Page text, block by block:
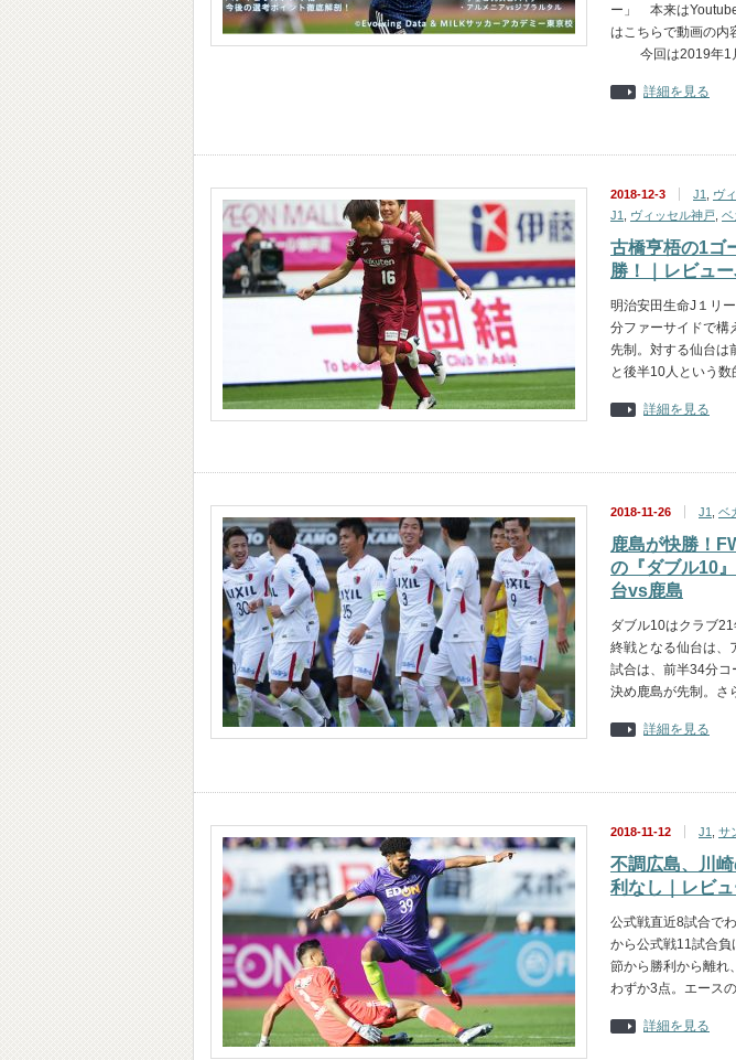
ー」 本来は
はこちらで動画の内
今回は2019年1
詳細を見る
2018-12-3 J1 ヴ
J1
ヴィッセル神戸 ベ
古橋亨梧の1ゴ
勝！｜レビュ
明治安田生命J１リ
分ファーサイドで構
先制。対する仙台は
と後半10人という
詳細を見る
2018-11-26 J1 ベ
鹿島が快勝！
の『ダブル10
台vs鹿島
ダブル10はクラブ
終戦となる仙台は
試合は、前半34分コ
決め鹿島が先制。
詳細を見る
2018-11-12 J1 サ
不調広島、川
利なし｜レビ
公式戦直近8試合で
から公式戦11試合負
節から勝利から離れ
わずか3点。エース
詳細を見る